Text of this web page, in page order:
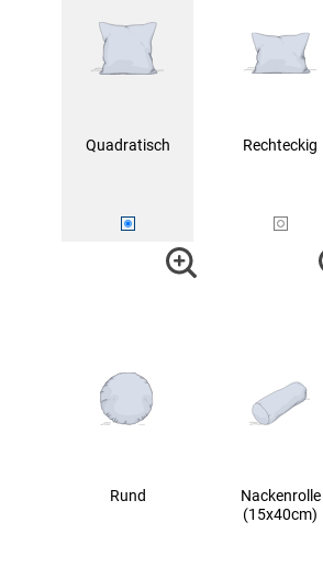
Quadratisch Rechteckig
Rund
Nackenrolle
(15x40cm)